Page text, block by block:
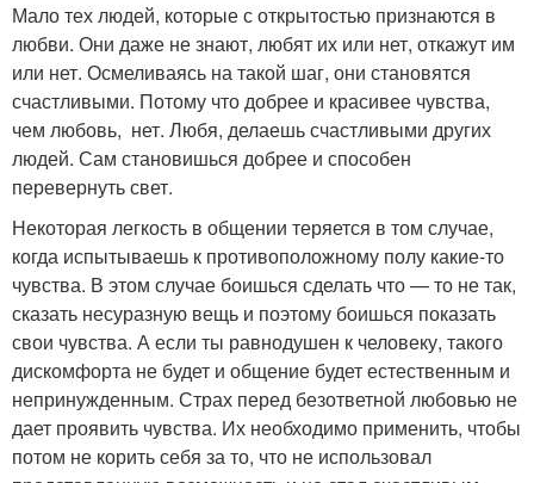
Мало тех людей, которые с открытостью признаются в
любви. Они даже не знают, любят их или нет, откажут им
или нет. Осмеливаясь на такой шаг, они становятся
счастливыми. Потому что добрее и красивее чувства,
чем любовь, нет. Любя, делаешь счастливыми других
людей. Сам становишься добрее и способен
перевернуть свет.
Некоторая легкость в общении теряется в том случае,
когда испытываешь к противоположному полу какие-то
чувства. В этом случае боишься сделать что — то не так,
сказать несуразную вещь и поэтому боишься показать
свои чувства. А если ты равнодушен к человеку, такого
дискомфорта не будет и общение будет естественным и
непринужденным. Страх перед безответной любовью не
дает проявить чувства. Их необходимо применить, чтобы
потом не корить себя за то, что не использовал